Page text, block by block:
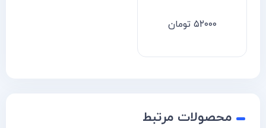
۵۲۰۰۰ تومان
محصولات مرتبط